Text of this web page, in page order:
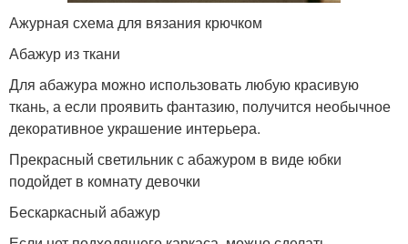
Ажурная схема для вязания крючком
Абажур из ткани
Для абажура можно использовать любую красивую
ткань, а если проявить фантазию, получится необычное
декоративное украшение интерьера.
Прекрасный светильник с абажуром в виде юбки
подойдет в комнату девочки
Бескаркасный абажур